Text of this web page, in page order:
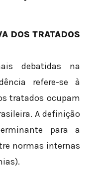
DOS TRATADOS
debatidas na
refere-se à
tratados ocupam
A definição
para a
normas internas